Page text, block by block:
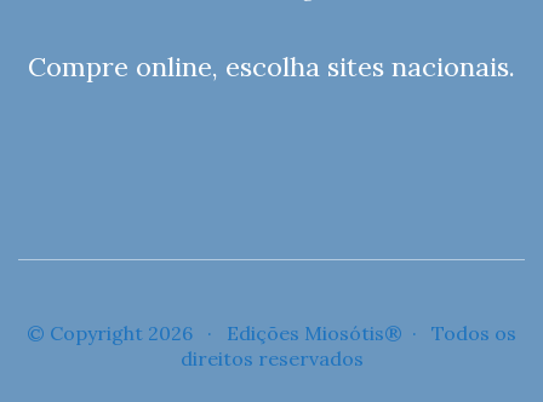
Compre online, escolha sites nacionais.
© Copyright 2026 · Edições Miosótis® · Todos os
direitos reservados